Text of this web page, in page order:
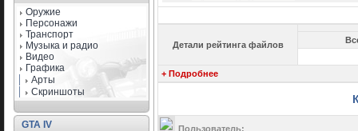
Оружие
Персонажи
Транспорт
Музыка и радио
Видео
Графика
Арты
Скриншоты
GTA IV
Детали рейтинга файлов
+ Подробнее
Пользователь: